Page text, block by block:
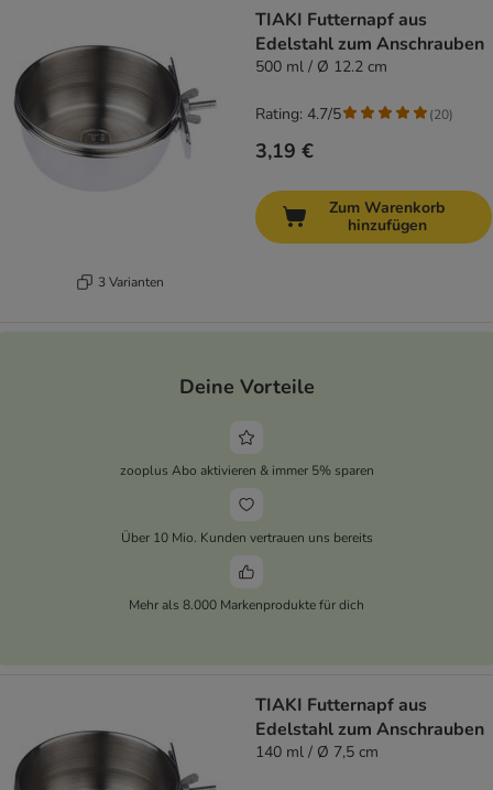
3 Varianten
TIAKI Futternapf aus
Edelstahl zum Anschrauben
500 ml / Ø 12.2 cm
3,19 €
Rating: 4.7/5 (20)
Zum Warenkorb
hinzufügen
Deine Vorteile
zooplus Abo aktivieren & immer 5% sparen
Über 10 Mio. Kunden vertrauen uns bereits
Mehr als 8.000 Markenprodukte für dich
TIAKI Futternapf aus
Edelstahl zum Anschrauben
140 ml / Ø 7,5 cm